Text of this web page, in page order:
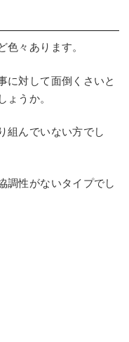
色々あります。
に対して面倒くさいと
ょうか。
組んでいない方でし
調性がないタイプでし